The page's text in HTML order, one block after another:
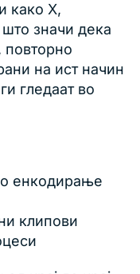
како X,
значи дека
повторно
на ист начин
гледаат во
енкодирање
клипови